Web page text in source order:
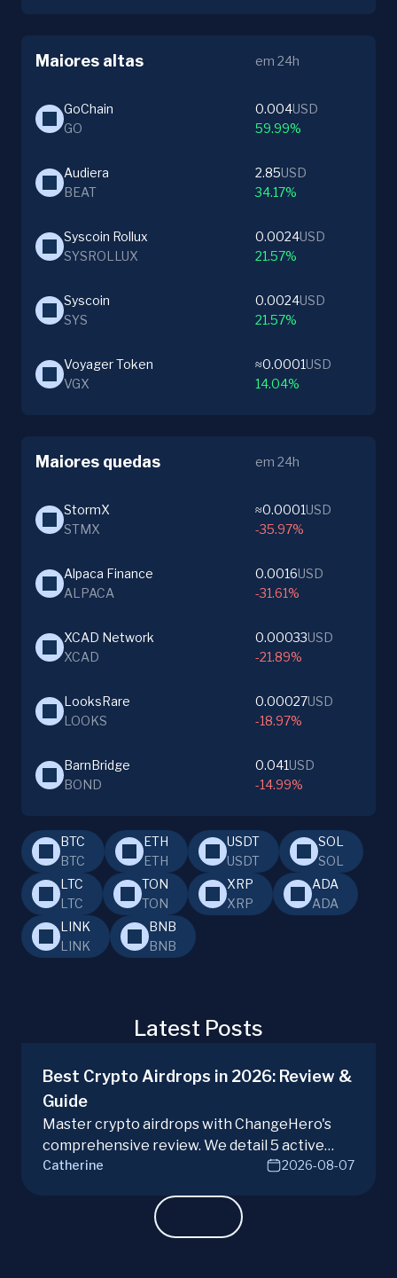
Maiores altas em 24h
GoChain
GO
0.004USD
59.99%
Audiera
BEAT
2.85USD
34.17%
Syscoin Rollux
SYSROLLUX
0.0024USD
21.57%
Syscoin
SYS
0.0024USD
21.57%
Voyager Token
VGX
≈0.0001USD
14.04%
Maiores quedas em 24h
StormX
STMX
≈0.0001USD
-35.97%
Alpaca Finance
ALPACA
0.0016USD
-31.61%
XCAD Network
XCAD
0.00033USD
-21.89%
LooksRare
LOOKS
0.00027USD
-18.97%
BarnBridge
BOND
0.041USD
-14.99%
BTC
BTC
ETH
ETH
USDT
USDT
SOL
SOL
LTC
LTC
TON
TON
XRP
XRP
ADA
ADA
LINK
LINK
BNB
BNB
Latest Posts
Best Crypto Airdrops in 2026: Review &
Guide
Master crypto airdrops with ChangeHero's
comprehensive review. We detail 5 active
campaigns, risks, benefits, and a vital checklist
Catherine 2026-08-07